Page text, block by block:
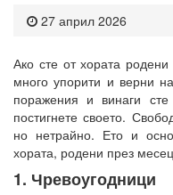
27 април 2026
Ако сте от хората
много упорити и верни
поражения и винаги
постигнете своето.
но нетрайно. Ето и
хората, родени през
1. Чревоугодници